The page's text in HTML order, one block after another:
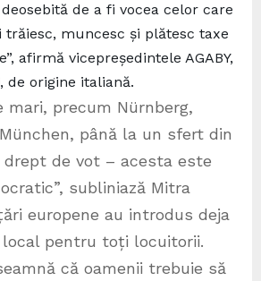
de a fi vocea celor care
trăiesc, muncesc și plătesc taxe
afirmă vicepreședintele AGABY,
, de origine italiană.
mari, precum Nürnberg,
până la un sfert din
de vot – acesta este
subliniază Mitra
europene au introdus deja
pentru toți locuitorii.
că oamenii trebuie să